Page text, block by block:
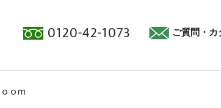
0120-42-1073 ご質問・カ
ｏｍ